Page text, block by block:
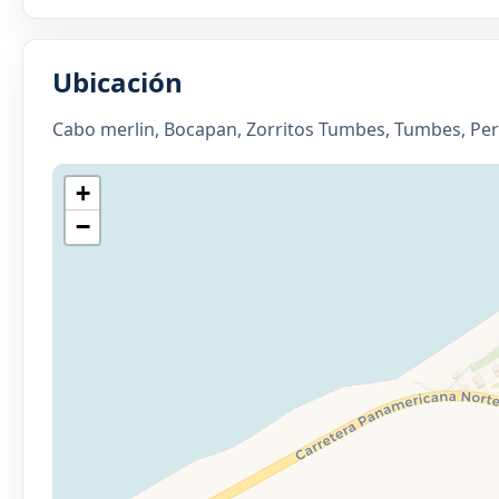
Ubicación
Cabo merlin, Bocapan, Zorritos Tumbes, Tumbes,
+
−